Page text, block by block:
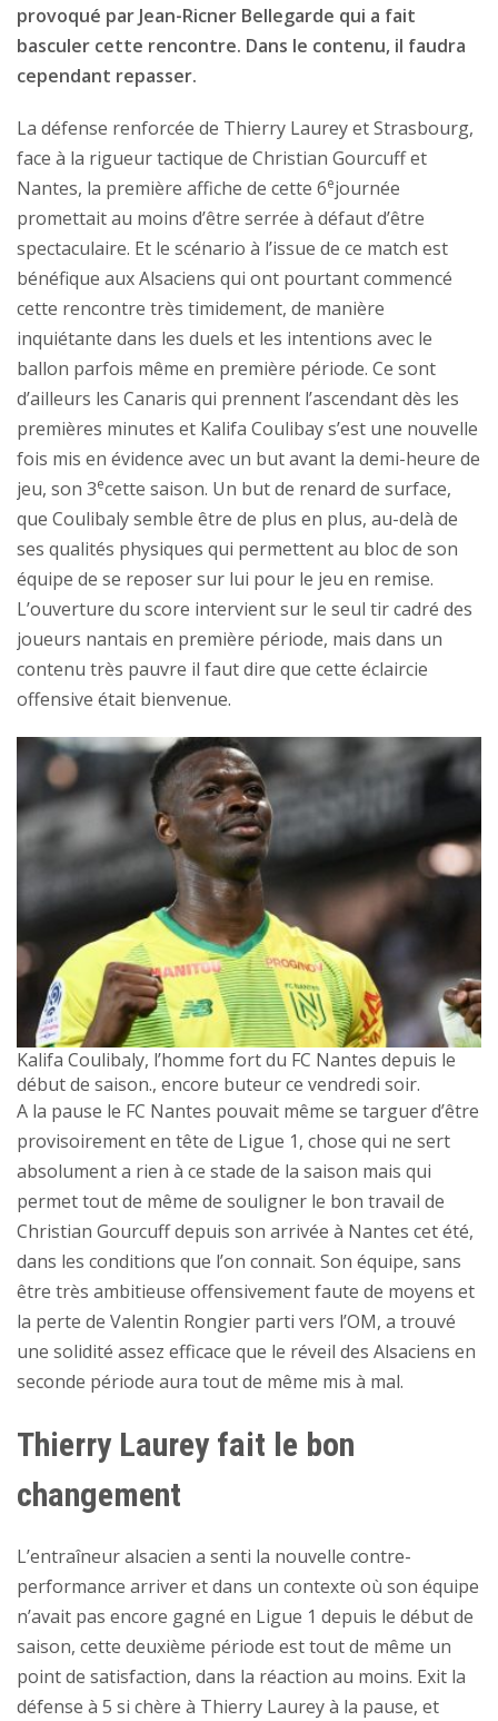
provoqué par Jean-Ricner Bellegarde qui a fait
basculer cette rencontre. Dans le contenu, il faudra
cependant repasser.
La défense renforcée de Thierry Laurey et Strasbourg,
face à la rigueur tactique de Christian Gourcuff et
Nantes, la première affiche de cette 6ejournée
promettait au moins d’être serrée à défaut d’être
spectaculaire. Et le scénario à l’issue de ce match est
bénéfique aux Alsaciens qui ont pourtant commencé
cette rencontre très timidement, de manière
inquiétante dans les duels et les intentions avec le
ballon parfois même en première période. Ce sont
d’ailleurs les Canaris qui prennent l’ascendant dès les
premières minutes et Kalifa Coulibay s’est une nouvelle
fois mis en évidence avec un but avant la demi-heure de
jeu, son 3ecette saison. Un but de renard de surface,
que Coulibaly semble être de plus en plus, au-delà de
ses qualités physiques qui permettent au bloc de son
équipe de se reposer sur lui pour le jeu en remise.
L’ouverture du score intervient sur le seul tir cadré des
joueurs nantais en première période, mais dans un
contenu très pauvre il faut dire que cette éclaircie
offensive était bienvenue.
Kalifa Coulibaly, l’homme fort du FC Nantes depuis le
début de saison., encore buteur ce vendredi soir.
A la pause le FC Nantes pouvait même se targuer d’être
provisoirement en tête de Ligue 1, chose qui ne sert
absolument a rien à ce stade de la saison mais qui
permet tout de même de souligner le bon travail de
Christian Gourcuff depuis son arrivée à Nantes cet été,
dans les conditions que l’on connait. Son équipe, sans
être très ambitieuse offensivement faute de moyens et
la perte de Valentin Rongier parti vers l’OM, a trouvé
une solidité assez efficace que le réveil des Alsaciens en
seconde période aura tout de même mis à mal.
Thierry Laurey fait le bon
changement
L’entraîneur alsacien a senti la nouvelle contre-
performance arriver et dans un contexte où son équipe
n’avait pas encore gagné en Ligue 1 depuis le début de
saison, cette deuxième période est tout de même un
point de satisfaction, dans la réaction au moins. Exit la
défense à 5 si chère à Thierry Laurey à la pause, et